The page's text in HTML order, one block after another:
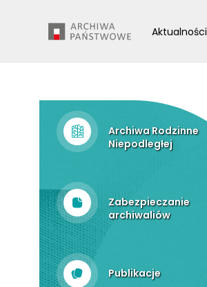
Aktualności
Archiwa Rodzinne
Niepodległej
Zabezpieczanie
archiwaliów
Publikacje